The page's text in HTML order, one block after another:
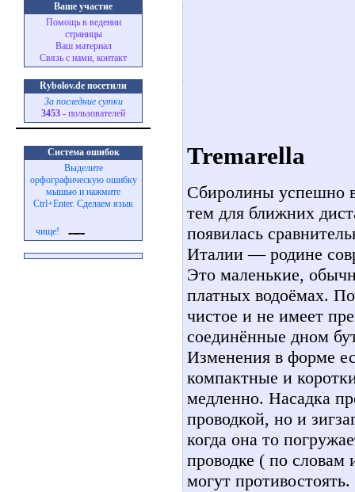
Ваше участие
Помощь в ведении
страницы
Ваш материал
Связь с нами, контакт
Rybolov.de посетили
За последние сутки
3453 - пользователей
Система ошибок
Выделите
орфографическую ошибку
мышью и нажмите
Ctrl+Enter. Сделаем язык
чище!
Tremarella
Сбиролины успешно
тем для ближних
появилась
Италии — родине
Это маленькие,
платных водоёмах.
чистое и не имеет
соединённые дном
Изменения в форме
компактные и
медленно. Насадка
проводкой, но и
когда она то
проводке ( по словам
могут противостоять.